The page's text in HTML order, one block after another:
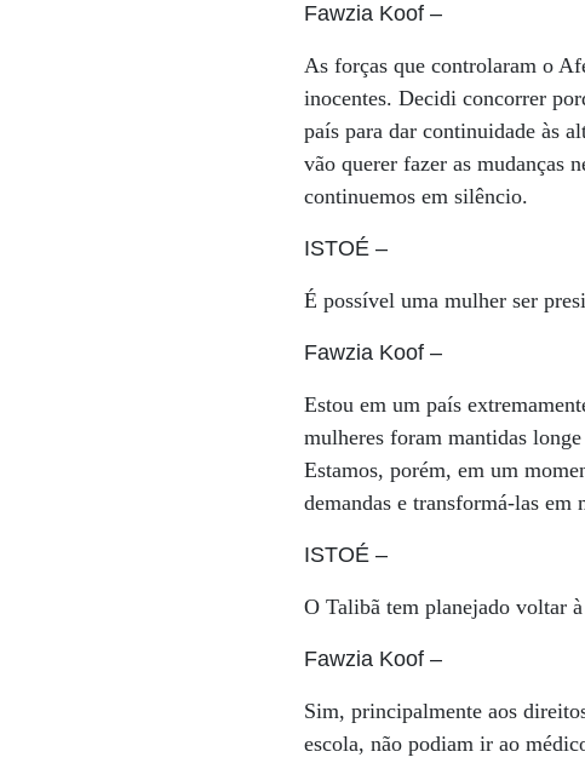
Fawzia Koof –
As forças que controlaram o
inocentes. Decidi concorrer
país para dar continuidade às
vão querer fazer as mudanças
continuemos em silêncio.
ISTOÉ –
É possível uma mulher ser
Fawzia Koof –
Estou em um país
mulheres foram mantidas
Estamos, porém, em um
demandas e transformá-las em
ISTOÉ –
O Talibã tem planejado voltar
Fawzia Koof –
Sim, principalmente aos
escola, não podiam ir ao